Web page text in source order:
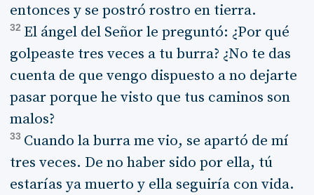
entonces y se postró rostro en tierra.
32 El ángel del Señor le preguntó: ¿Por qué
golpeaste tres veces a tu burra? ¿No te das
cuenta de que vengo dispuesto a no dejarte
pasar porque he visto que tus caminos son
malos?
33 Cuando la burra me vio, se apartó de mí
tres veces. De no haber sido por ella, tú
estarías ya muerto y ella seguiría con vida.